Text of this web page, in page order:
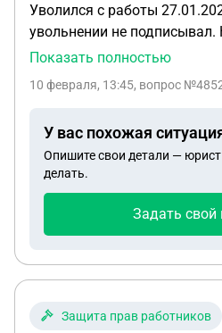
Уволился с работы
увольнении не подписывал.
запись в электронной
расчет при увольнении,
Показать полностью
10 февраля, 13:45, вопрос
У вас похожая
Опишите свои детали —
делать.
Задать свой
Защита прав работников